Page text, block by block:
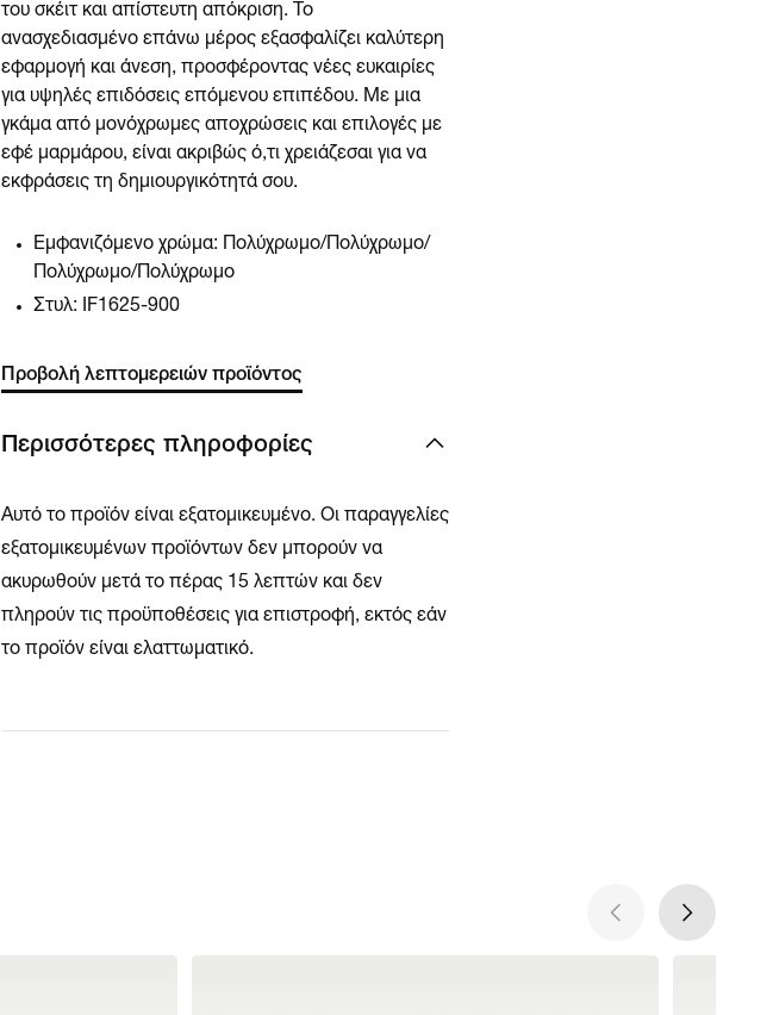
του σκέιτ και απίστευτη απόκριση. Το
ανασχεδιασμένο επάνω μέρος εξασφαλίζει καλύτερη
εφαρμογή και άνεση, προσφέροντας νέες ευκαιρίες
για υψηλές επιδόσεις επόμενου επιπέδου. Με μια
γκάμα από μονόχρωμες αποχρώσεις και επιλογές με
εφέ μαρμάρου, είναι ακριβώς ό,τι χρειάζεσαι για να
εκφράσεις τη δημιουργικότητά σου.
Εμφανιζόμενο χρώμα: Πολύχρωμο/Πολύχρωμο/
Πολύχρωμο/Πολύχρωμο
Στυλ: IF1625-900
Προβολή λεπτομερειών προϊόντος
Περισσότερες πληροφορίες
Αυτό το προϊόν είναι εξατομικευμένο. Οι παραγγελίες
εξατομικευμένων προϊόντων δεν μπορούν να
ακυρωθούν μετά το πέρας 15 λεπτών και δεν
πληρούν τις προϋποθέσεις για επιστροφή, εκτός εάν
το προϊόν είναι ελαττωματικό.